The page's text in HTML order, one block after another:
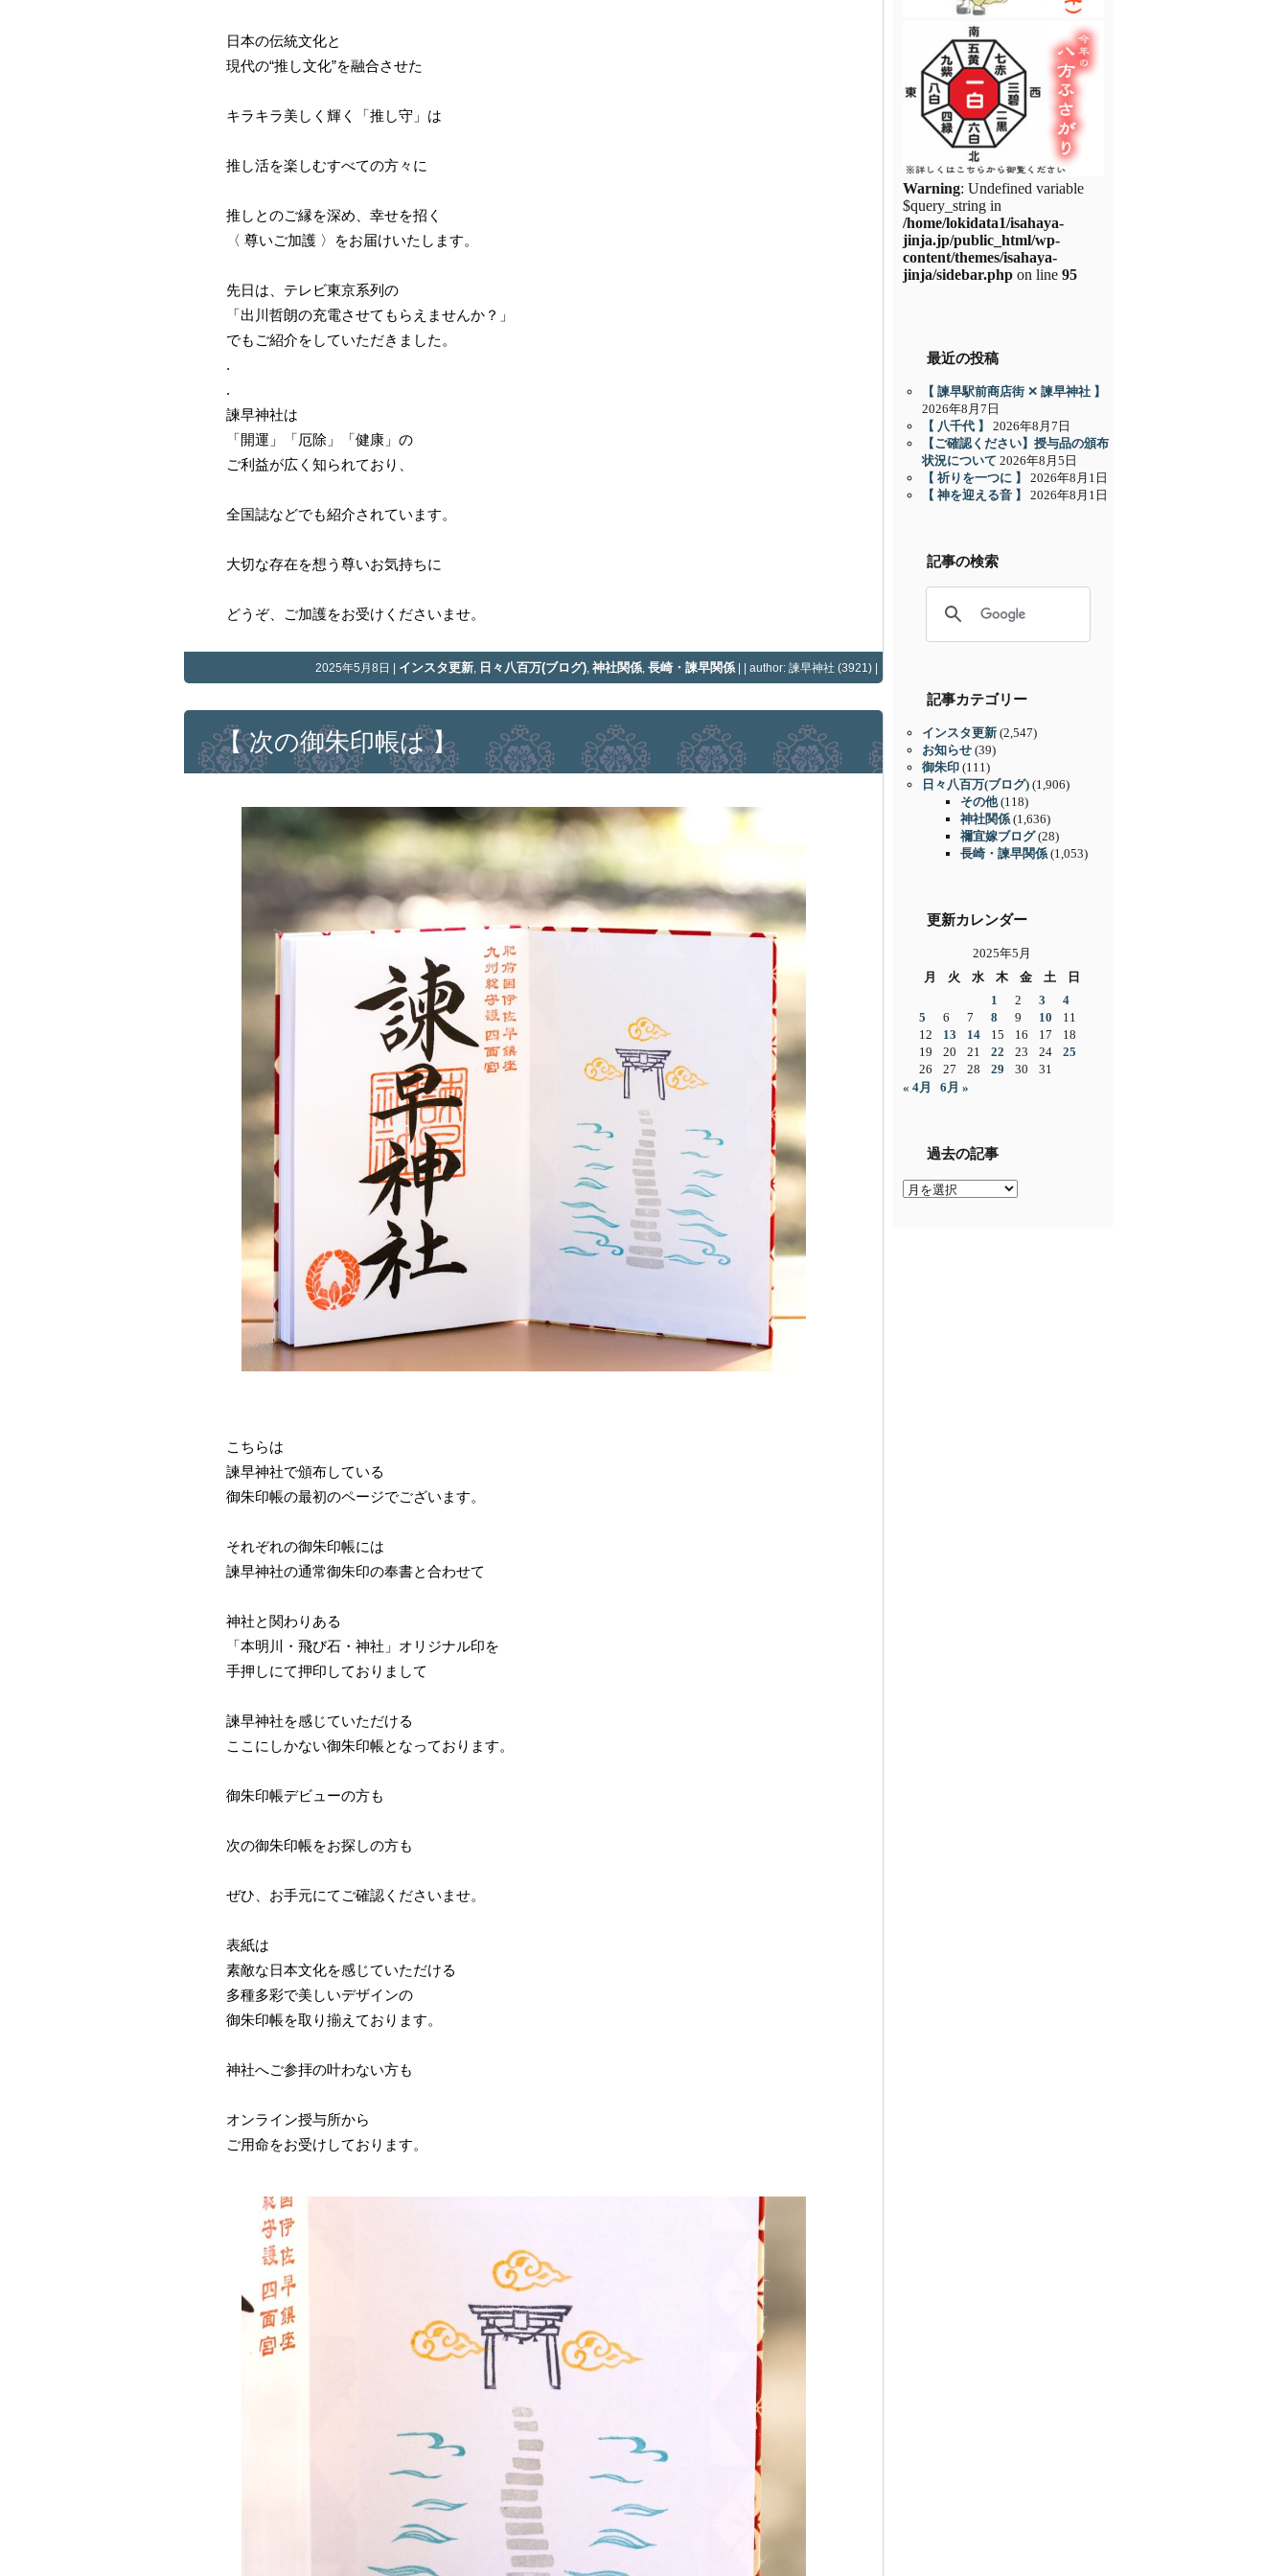
日本の伝統文化と
現代の“推し文化”を融合させた
キラキラ美しく輝く「推し守」は
推し活を楽しむすべての方々に
推しとのご縁を深め、幸せを招く
〈 尊いご加護 〉をお届けいたします。
先日は、テレビ東京系列の
「出川哲朗の充電させてもらえませんか？」
でもご紹介をしていただきました。
.
.
諫早神社は
「開運」「厄除」「健康」の
ご利益が広く知られており、
全国誌などでも紹介されています。
大切な存在を想う尊いお気持ちに
どうぞ、ご加護をお受けくださいませ。
2025年5月8日 | インスタ更新, 日々八百万(ブログ), 神社関係, 長崎・諫早関係 | | author: 諫早神社 (3921) |
【 次の御朱印帳は 】
こちらは
諫早神社で頒布している
御朱印帳の最初のページでございます。
それぞれの御朱印帳には
諫早神社の通常御朱印の奉書と合わせて
神社と関わりある
「本明川・飛び石・神社」オリジナル印を
手押しにて押印しておりまして
諫早神社を感じていただける
ここにしかない御朱印帳となっております。
御朱印帳デビューの方も
次の御朱印帳をお探しの方も
ぜひ、お手元にてご確認くださいませ。
表紙は
素敵な日本文化を感じていただける
多種多彩で美しいデザインの
御朱印帳を取り揃えております。
神社へご参拝の叶わない方も
オンライン授与所から
ご用命をお受けしております。
Warning: Undefined variable
$query_string in
/home/lokidata1/isahaya-
jinja.jp/public_html/wp-
content/themes/isahaya-
jinja/sidebar.php on line 95
最近の投稿
【 諫早駅前商店街 ✕ 諫早神社 】
2026年8月7日
【 八千代 】
2026年8月7日
【ご確認ください】授与品の頒布
状況について 2026年8月5日
【 祈りを一つに 】
2026年8月1日
【 神を迎える音 】
2026年8月1日
記事の検索
記事カテゴリー
インスタ更新 (2,547)
お知らせ (39)
御朱印 (111)
日々八百万(ブログ) (1,906)
その他(118)
神社関係 (1,636)
禰宜嫁ブログ(28)
長崎・諫早関係 (1,053)
更新カレンダー
2025年5月
月
火 水 木 金 土
日
1
2 3
4
5
6 7 8 9 10
11
12
13 14 15 16 17
18
19
20 21 22 23 24
25
26
27 28 29 30
31
« 4月
6月 »
過去の記事
過